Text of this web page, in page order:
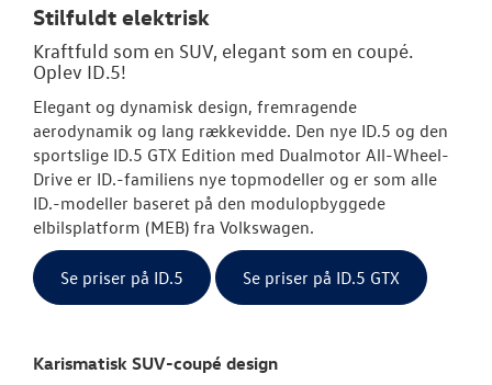
Finansiering
Elektrisk
Modeller
ID.3 Neo
Stilfuldt elektrisk
Kraftfuld som en SUV, elegant som en coupé.
Oplev ID.5!
Elegant og dynamisk design, fremragende
aerodynamik og lang rækkevidde. Den nye ID.5 og den
sportslige ID.5 GTX Edition med Dualmotor All-Wheel-
Drive er ID.-familiens nye topmodeller og er som alle
ID.-modeller baseret på den modulopbyggede
elbilsplatform (MEB) fra Volkswagen.
Se priser på ID.5 Se priser på ID.5 GTX
Karismatisk SUV-coupé design